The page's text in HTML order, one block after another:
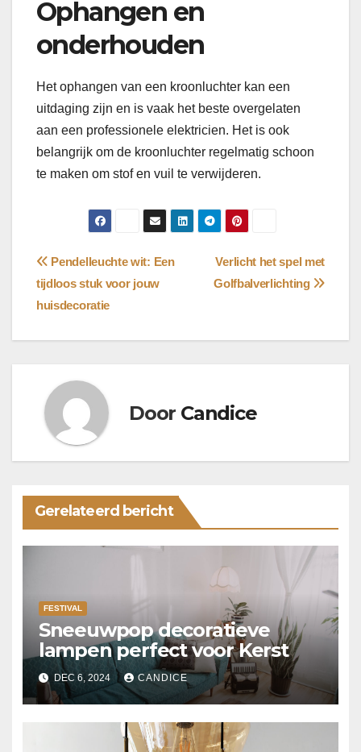
Ophangen en
onderhouden
Het ophangen van een kroonluchter kan een
uitdaging zijn en is vaak het beste overgelaten
aan een professionele elektricien. Het is ook
belangrijk om de kroonluchter regelmatig schoon
te maken om stof en vuil te verwijderen.
Bericht
navigatie
Verlicht het spel met
Golfbalverlichting
Pendelleuchte wit: Een
tijdloos stuk voor jouw
huisdecoratie
Door Candice
Gerelateerd bericht
FESTIVAL
Sneeuwpop decoratieve
lampen perfect voor Kerst
DEC 6, 2024 CANDICE